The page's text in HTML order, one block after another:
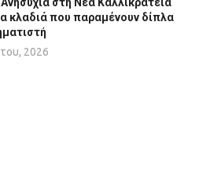
κλαδιά που παραμένουν δίπλα
2026